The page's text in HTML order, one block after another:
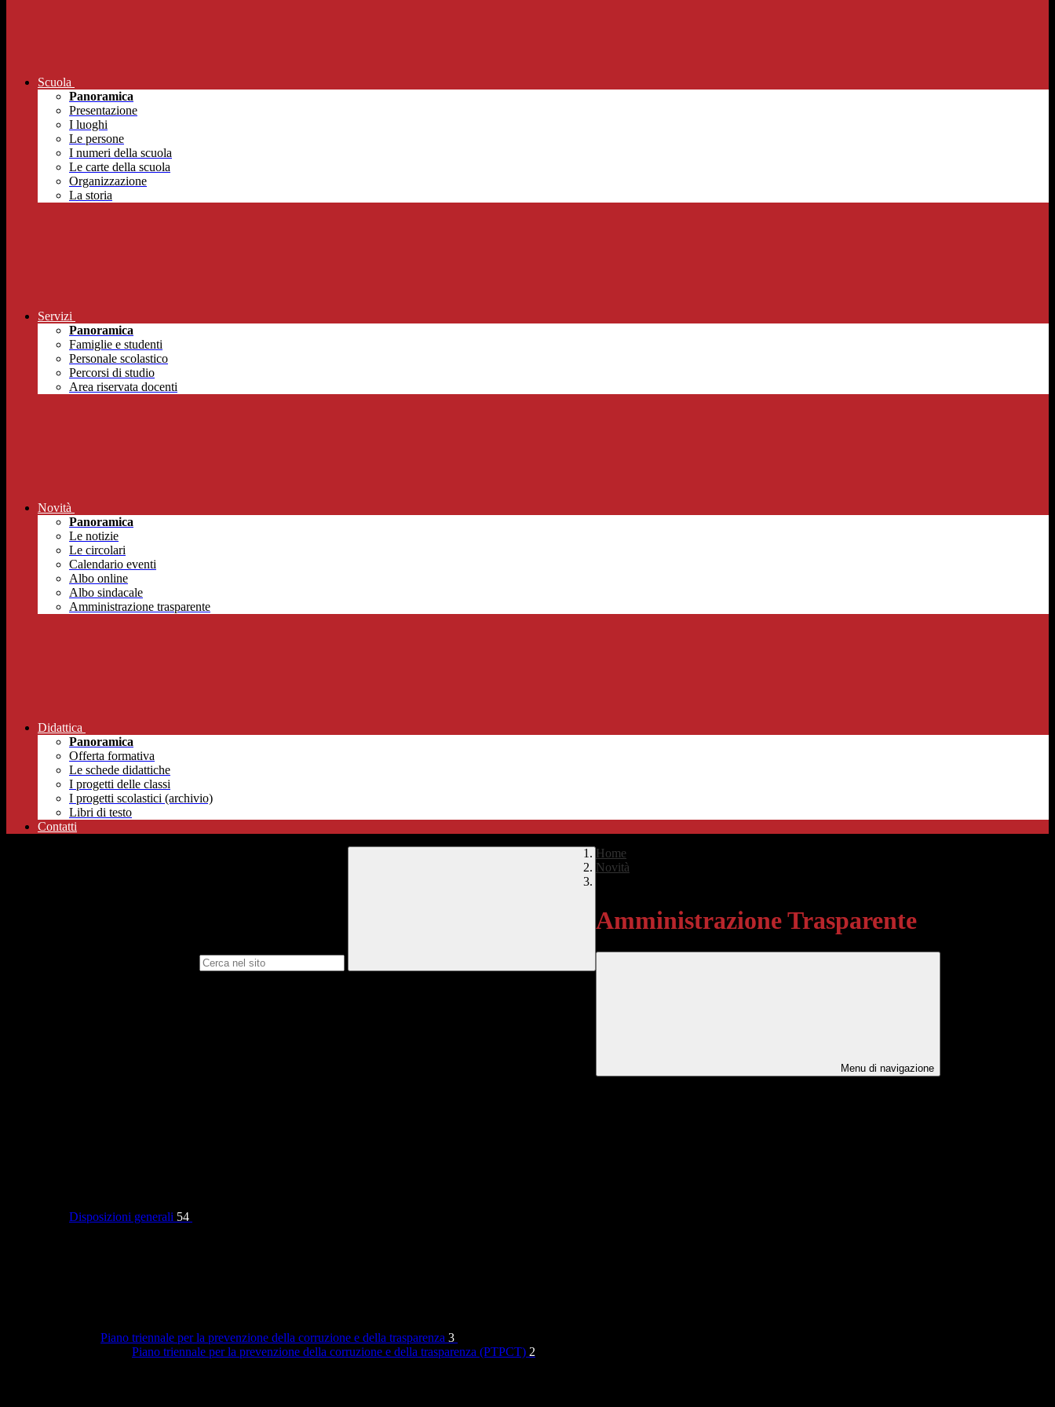
Scuola
Panoramica
Presentazione
I luoghi
Le persone
I numeri della scuola
Le carte della scuola
Organizzazione
La storia
Servizi
Panoramica
Famiglie e studenti
Personale scolastico
Percorsi di studio
Area riservata docenti
Novità
Panoramica
Le notizie
Le circolari
Calendario eventi
Albo online
Albo sindacale
Amministrazione trasparente
Didattica
Panoramica
Offerta formativa
Le schede didattiche
I progetti delle classi
I progetti scolastici (archivio)
Libri di testo
Contatti
Home
Novità
Amministrazione Trasparente
Menu di navigazione
Disposizioni generali 54
Piano triennale per la prevenzione della corruzione e della trasparenza 3
Piano triennale per la prevenzione della corruzione e della trasparenza (PTPCT) 2